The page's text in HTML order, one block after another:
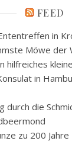
FEED
in
Möwe der
hilfreiches
in
durch die
zu 200